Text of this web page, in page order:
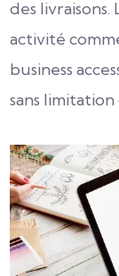
des
activité
business
sans